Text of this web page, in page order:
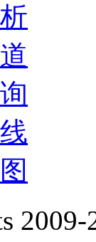
2009-